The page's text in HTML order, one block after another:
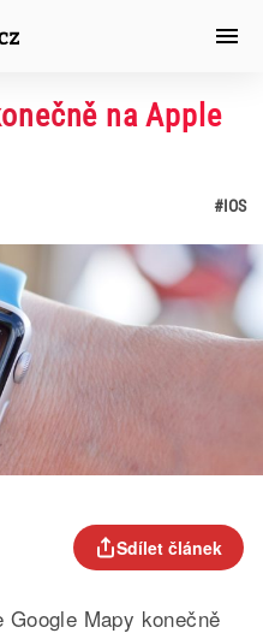
na Apple
#IOS
Sdílet článek
Mapy konečně